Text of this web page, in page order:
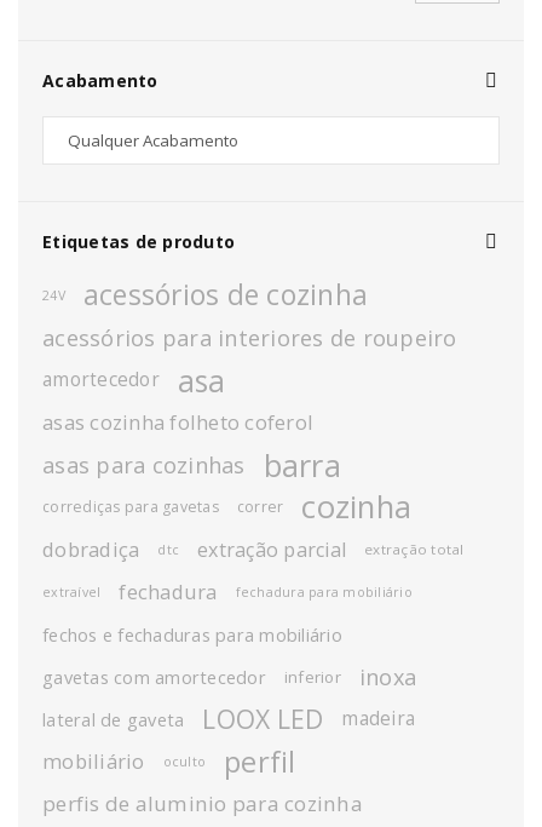
Acabamento
Etiquetas de produto
24V acessórios de cozinha
acessórios para interiores de roupeiro
amortecedor asa
asas cozinha folheto coferol
asas para cozinhas barra
corrediças para gavetas correr cozinha
dobradiça dtc extração parcial extração total
extraível fechadura fechadura para mobiliário
fechos e fechaduras para mobiliário
gavetas com amortecedor
inferior inoxa
lateral de gaveta LOOX LED madeira
mobiliário oculto perfil
perfis de aluminio para cozinha